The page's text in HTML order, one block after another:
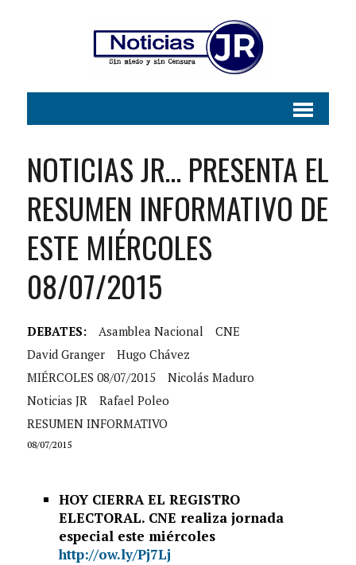
NOTICIAS JR… PRESENTA EL
RESUMEN INFORMATIVO DE
ESTE MIÉRCOLES
08/07/2015
DEBATES: Asamblea Nacional
CNE
David Granger
Hugo Chávez
MIÉRCOLES 08/07/2015
Nicolás Maduro
Noticias JR
Rafael Poleo
RESUMEN INFORMATIVO
08/07/2015
HOY CIERRA EL REGISTRO
ELECTORAL. CNE realiza jornada
especial este miércoles
http://ow.ly/Pj7Lj